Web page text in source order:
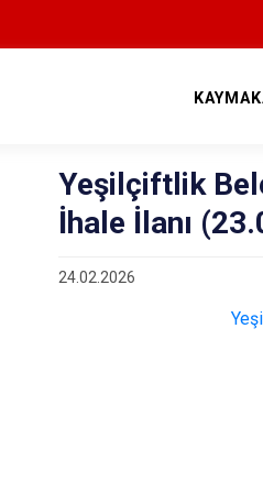
Yeşilçiftlik
İhale İlanı
24.02.2026